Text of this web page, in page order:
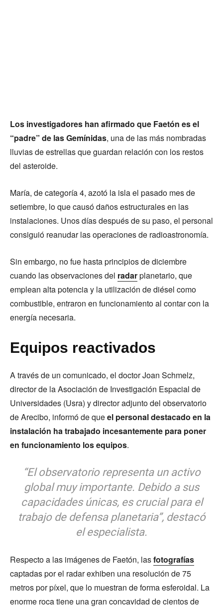
Los investigadores han afirmado que Faetón es el
“padre” de las Gemínidas, una de las más nombradas
lluvias de estrellas que guardan relación con los restos
del asteroide.
María, de categoría 4, azotó la isla el pasado mes de
setiembre, lo que causó daños estructurales en las
instalaciones. Unos días después de su paso, el personal
consiguió reanudar las operaciones de radioastronomía.
Sin embargo, no fue hasta principios de diciembre
cuando las observaciones del radarplanetario, que
emplean alta potencia y la utilización de diésel como
combustible, entraron en funcionamiento al contar con la
energía necesaria.
Equipos reactivados
A través de un comunicado, el doctor Joan Schmelz,
director de la Asociación de Investigación Espacial de
Universidades (Usra) y director adjunto del observatorio
de Arecibo, informó de queel personal destacado en la
instalación ha trabajado incesantemente para poner
en funcionamiento los equipos.
“El observatorio representa un activo
global muy importante. Debido a sus
capacidades únicas, es crucial para el
trabajo de defensa planetaria”, destacó
el especialista.
Respecto a las imágenes de Faetón, lasfotografías
captadas por el radar exhiben una resolución de 75
metros por píxel, que lo muestran de forma esferoidal. La
enorme roca tiene una gran concavidad de cientos de